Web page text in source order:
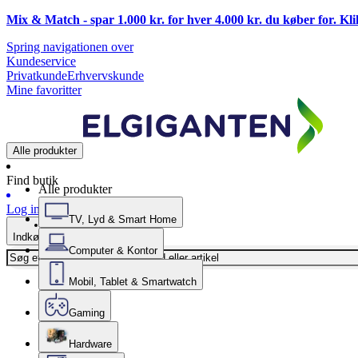
Mix & Match - spar 1.000 kr. for hver 4.000 kr. du køber for.
Spring navigationen over
Kundeservice
PrivatkundeErhvervskunde
Mine favoritter
Alle produkter
Find butik
Log ind
Indkøbskurv
Alle produkter
TV, Lyd & Smart Home
Computer & Kontor
Mobil, Tablet & Smartwatch
Gaming
Hardware